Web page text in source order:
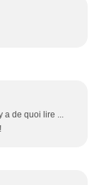
a de quoi lire ...